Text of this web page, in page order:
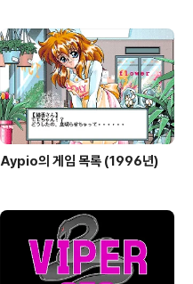
Aypio의 게임 목록 (1996년)